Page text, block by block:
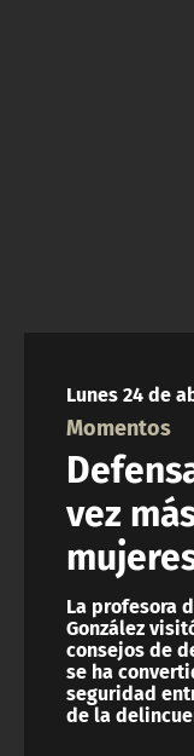
Lunes 24 de
Momentos
vez
La profesora
González
consejos de
se ha
seguridad
de la